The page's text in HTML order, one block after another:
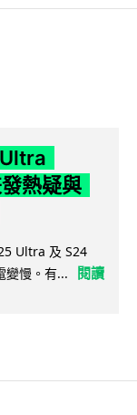
熱疑與
Ultra 及 S24
變慢。有...
閱讀